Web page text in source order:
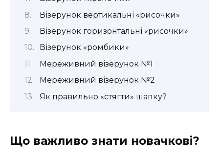
Візерунок вертикальні «рисочки»
Візерунок горизонтальні «рисочки»
Візерунок «ромбики»
Мереживний візерунок №1
Мереживний візерунок №2
Як правильно «стягти» шапку?
Що важливо знати новачкові?